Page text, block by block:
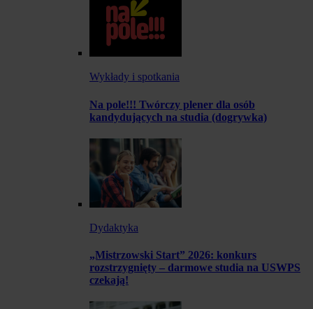
Wykłady i spotkania
Na pole!!! Twórczy plener dla osób
kandydujących na studia (dogrywka)
Dydaktyka
„Mistrzowski Start” 2026: konkurs
rozstrzygnięty – darmowe studia na USWPS
czekają!